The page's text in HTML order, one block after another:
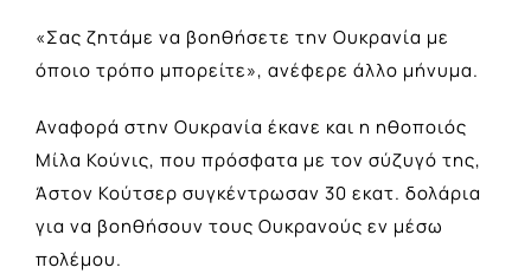
«Σας ζητάμε να βοηθήσετε την Ουκρανία με
όποιο τρόπο μπορείτε», ανέφερε άλλο μήνυμα.
Αναφορά στην Ουκρανία έκανε και η ηθοποιός
Μίλα Κούνις, που πρόσφατα με τον σύζυγό της,
Άστον Κούτσερ συγκέντρωσαν 30 εκατ. δολάρια
για να βοηθήσουν τους Ουκρανούς εν μέσω
πολέμου.